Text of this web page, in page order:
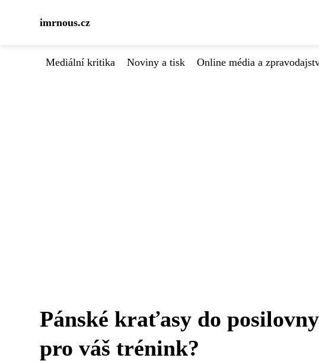
imrnous.cz
Mediální kritika Noviny a tisk Online média a
Pánské kraťasy do
pro váš trénink?